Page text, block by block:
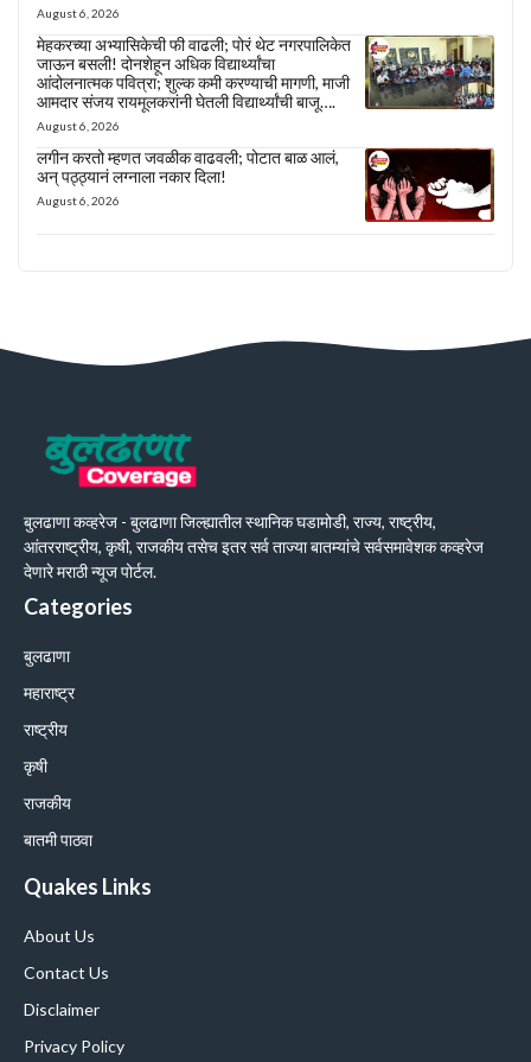
August 6, 2026
मेहकरच्या अभ्यासिकेची फी वाढली; पोरं थेट नगरपालिकेत
जाऊन बसली! दोनशेहून अधिक विद्यार्थ्यांचा
आंदोलनात्मक पवित्रा; शुल्क कमी करण्याची मागणी, माजी
आमदार संजय रायमूलकरांनी घेतली विद्यार्थ्यांची बाजू….
August 6, 2026
लगीन करतो म्हणत जवळीक वाढवली; पोटात बाळ आलं,
अन् पठ्ठ्यानं लग्नाला नकार दिला!
August 6, 2026
बुलढाणा कव्हरेज - बुलढाणा जिल्ह्यातील स्थानिक घडामोडी, राज्य, राष्ट्रीय,
आंतरराष्ट्रीय, कृषी, राजकीय तसेच इतर सर्व ताज्या बातम्यांचे सर्वसमावेशक कव्हरेज
देणारे मराठी न्यूज पोर्टल.
Categories
बुलढाणा
महाराष्ट्र
राष्ट्रीय
कृषी
राजकीय
बातमी पाठवा
Quakes Links
About Us
Contact Us
Disclaimer
Privacy Policy